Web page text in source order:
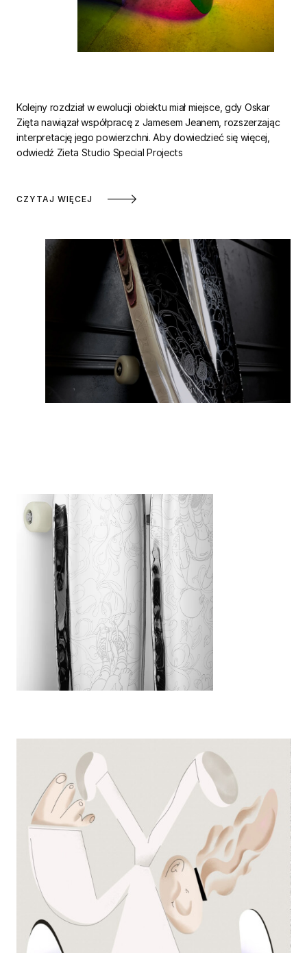
Kolejny rozdział w ewolucji obiektu miał miejsce, gdy Oskar
Zięta nawiązał współpracę z Jamesem Jeanem, rozszerzając
interpretację jego powierzchni. Aby dowiedzieć się więcej,
odwiedź Zieta Studio Special Projects
CZYTAJ WIĘCEJ